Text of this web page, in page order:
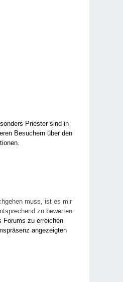
Priester sind in
Besuchern über den
muss, ist es mir
zu bewerten.
Forums zu erreichen
angezeigten